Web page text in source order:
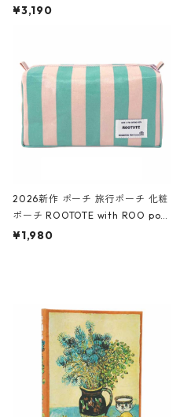
ファスナーポーチ 撥水加工 トラベ
ーガンディー、オフホワイト
¥3,190
2026新作 ポーチ 旅行ポーチ 化粧
ポーチ ROOTOTE with ROO pou
ch 3532 ルートート WR.ポーチ.ラ
¥1,980